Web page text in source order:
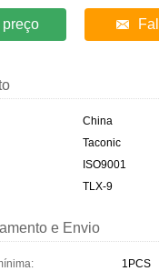
preço
China
Taconic
ISO9001
TLX-9
e Envio
1PCS